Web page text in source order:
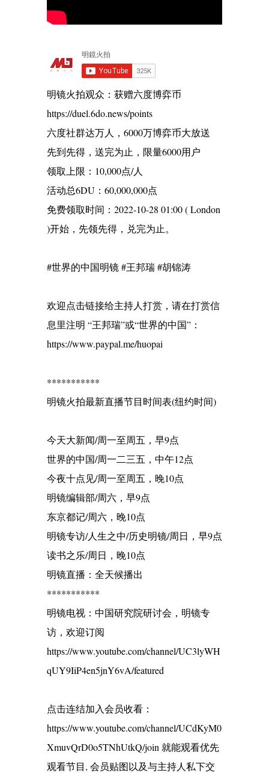
明镜火拍观众：获赠六度博弈币
https://duel.6do.news/points
六度社群达万人，6000万博弈币大放送
先到先得，送完为止，限量6000用户
领取上限：10,000点/人
活动总6DU：60,000,000点
免费领取时间：2022-10-28 01:00 ( London
)开始，先领先得，兑完为止。
#世界的中国明镜 #王邦瑞 #胡锦涛
欢迎点击链接给主持人打赏，请在打赏信
息里注明 “王邦瑞”或“世界的中国”：
https://www.paypal.me/huopai
***********
明镜火拍最新直播节目时间表(纽约时间)
今天大新闻/周一至周五，早9点
世界的中国/周一二三五，中午12点
今夜十点见/周一至周五，晚10点
明镜编辑部/周六，早9点
东京都记/周六，晚10点
明镜专访/人生之中/历史明镜/周日，早9点
读书之乐/周日，晚10点
明镜直播：全天候播出
***********
明镜电视：中国研究院研讨会，明镜专
访，欢迎订阅
https://www.youtube.com/channel/UC3lyWH
qUY9IiP4en5jnY6vA/featured
点击连结加入会员收看：
https://www.youtube.com/channel/UCdKyM0
XmuvQrD0o5TNhUtkQ/join 就能观看优先
观看节目, 会员贴图以及与主持人私下交